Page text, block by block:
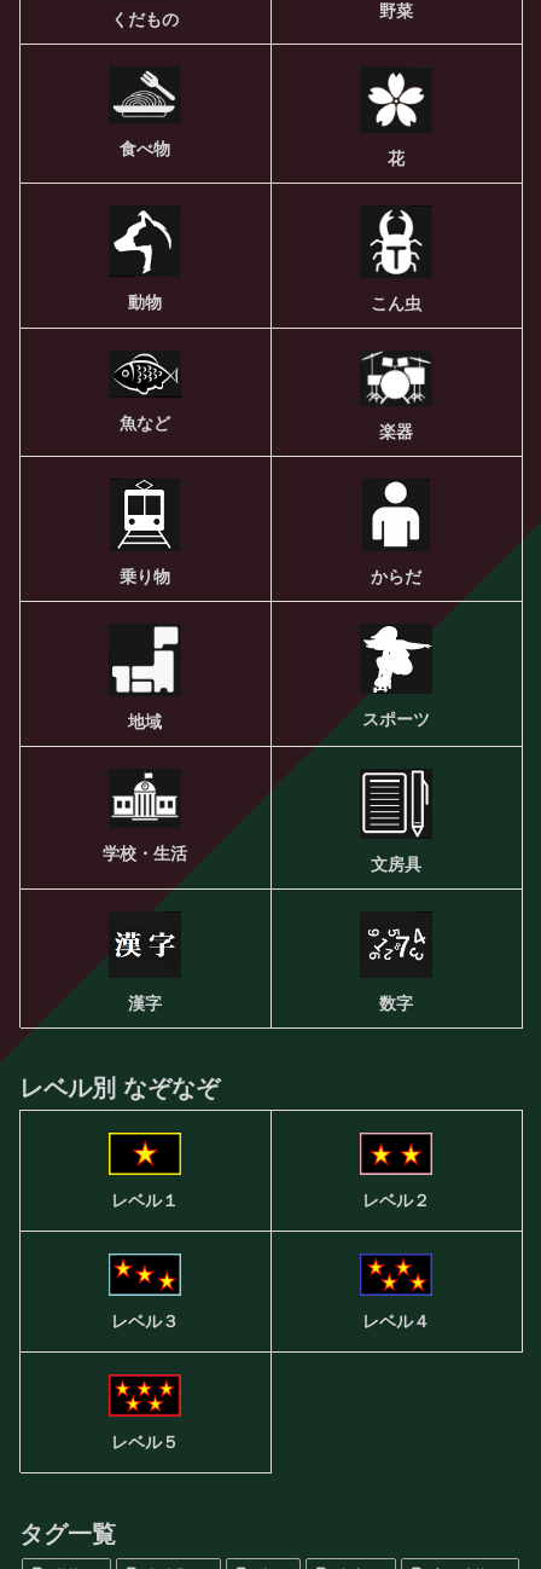
くだもの 野菜
食べ物 花
動物 こん虫
魚など 楽器
乗り物 からだ
地域 スポーツ
学校・生活
文房具
漢字 数字
レベル別 なぞなぞ
レベル１ レベル２
レベル３ レベル４
レベル５
タグ一覧